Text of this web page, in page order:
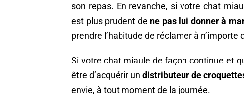
son repas. En revanche, si votre chat
est plus prudent de ne pas lui donner à
prendre l’habitude de réclamer à n’importe
Si votre chat miaule de façon continue et
être d’acquérir undistributeur de
envie, à tout moment de la journée.